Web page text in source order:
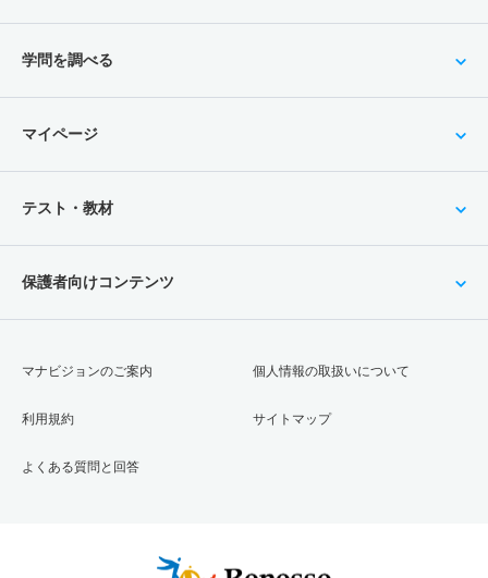
学問を調べる
マイページ
テスト・教材
保護者向けコンテンツ
マナビジョンのご案内
利用規約
よくある質問と回答
個人情報の取扱いについて
サイトマップ